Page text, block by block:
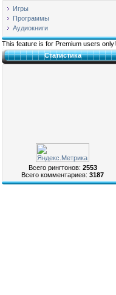
Игры
Программы
Аудиокниги
This feature is for Premium users only!
Статистика
Всего рингтонов: 2553
Всего комментариев: 3187